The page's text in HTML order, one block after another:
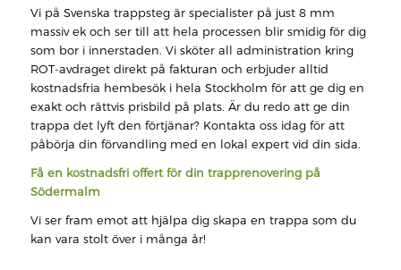
Vi på Svenska trappsteg är specialister på just 8 mm
massiv ek och ser till att hela processen blir smidig för dig
som bor i innerstaden. Vi sköter all administration kring
ROT-avdraget direkt på fakturan och erbjuder alltid
kostnadsfria hembesök i hela Stockholm för att ge dig en
exakt och rättvis prisbild på plats. Är du redo att ge din
trappa det lyft den förtjänar? Kontakta oss idag för att
påbörja din förvandling med en lokal expert vid din sida.
Få en kostnadsfri offert för din trapprenovering på
Södermalm
Vi ser fram emot att hjälpa dig skapa en trappa som du
kan vara stolt över i många år!